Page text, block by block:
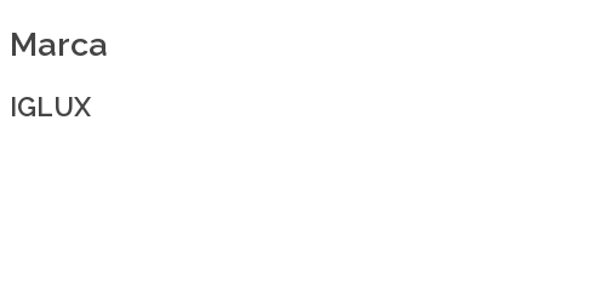
Marca
IGLUX